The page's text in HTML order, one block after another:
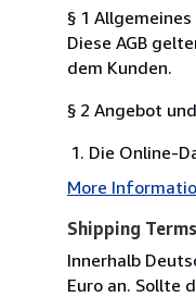
§ 1 Allgemeines
Diese AGB
dem Kunden.
§ 2 Angebot
Die Online-
More
Shipping Terms
Innerhalb
Euro an. Sollte